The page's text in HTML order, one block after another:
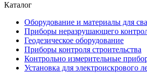
Каталог
Оборудование и материалы для
Приборы неразрушающего
Геодезическое оборудование
Приборы контроля строительства
Контрольно измерительные
Установка для электроискрового